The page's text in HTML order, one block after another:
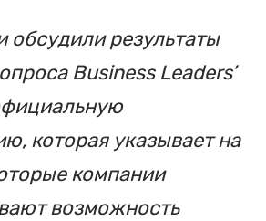
обсудили результаты
Business Leaders’
которая указывает на
компании
возможность